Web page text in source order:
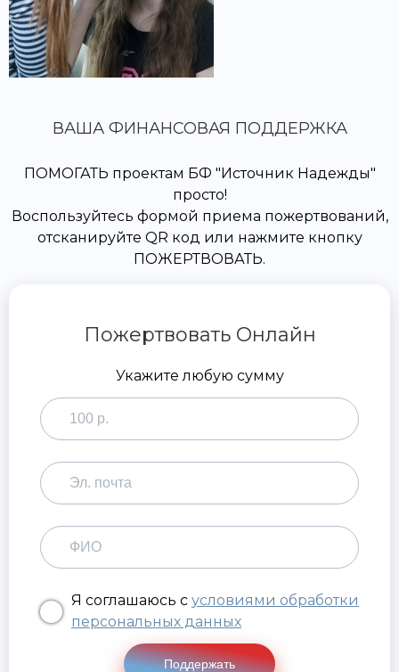
ВАША ФИНАНСОВАЯ ПОДДЕРЖКА
ПОМОГАТЬ проектам БФ "Источник Надежды"
просто!
Воспользуйтесь формой приема пожертвований,
отсканируйте QR код или нажмите кнопку
ПОЖЕРТВОВАТЬ.
Пожертвовать Онлайн
Укажите любую сумму
Я соглашаюсь с условиями обработки
персональных данных
Поддержать